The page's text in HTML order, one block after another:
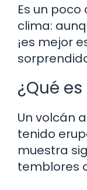
Es un
clima:
¡es mejor
¿Qué
Un volcán
tenido
muestra
temblores